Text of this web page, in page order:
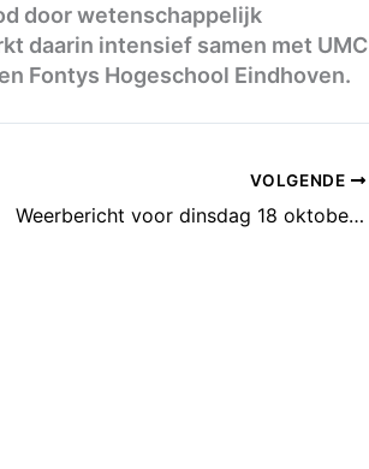
door wetenschappelijk
daarin intensief samen met UMC
Fontys Hogeschool Eindhoven.
VOLGENDE
Weerbericht voor dinsdag 18 oktober: Zonnige perioden. Eerst mist.